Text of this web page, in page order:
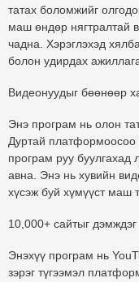
татах боломжийг
маш өндөр нягтралтай
чадна. Хэрэглэхэд
болон удирдах
Видеонуудыг бөөнөөр
Энэ програм нь олон
Дуртай платформоосоо
програм руу буулгахад
авна. Энэ нь хувийн
хүсэж буй хүмүүст маш
10,000+ сайтыг дэмждэг
Энэхүү програм нь
зэрэг түгээмэл